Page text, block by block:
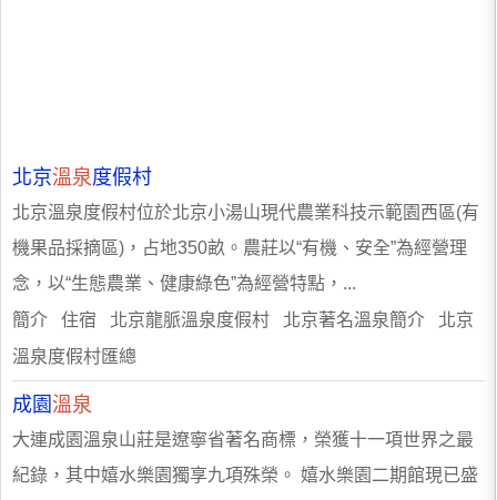
北京溫泉度假村
北京溫泉度假村位於北京小湯山現代農業科技示範園西區(有
機果品採摘區)，占地350畝。農莊以“有機、安全”為經營理
念，以“生態農業、健康綠色”為經營特點，...
簡介 住宿 北京龍脈溫泉度假村 北京著名溫泉簡介 北京
溫泉度假村匯總
成園 溫泉
大連成園溫泉山莊是遼寧省著名商標，榮獲十一項世界之最
紀錄，其中嬉水樂園獨享九項殊榮。 嬉水樂園二期館現已盛